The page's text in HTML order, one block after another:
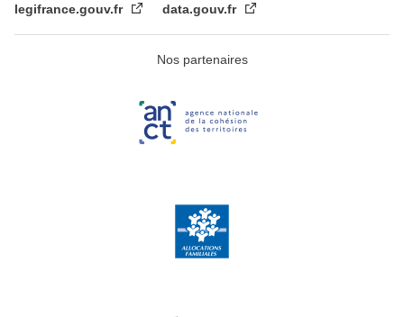
legifrance.gouv.fr data.gouv.fr
Nos partenaires